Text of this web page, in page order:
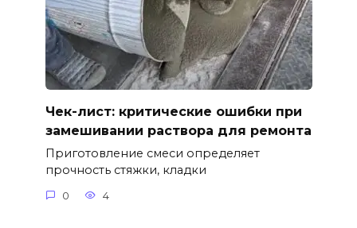
Чек-лист: критические ошибки при
замешивании раствора для ремонта
Приготовление смеси определяет
прочность стяжки, кладки
0 4